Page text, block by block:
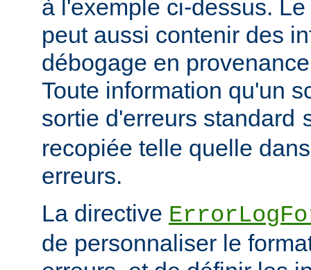
à l'exemple ci-dessus.
peut aussi contenir des
débogage en
Toute information qu'un
sortie d'erreurs standard
recopiée telle quelle
erreurs.
La directive
de personnaliser le